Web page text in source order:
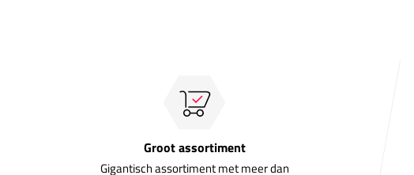
Groot assortiment
Gigantisch assortiment met meer dan